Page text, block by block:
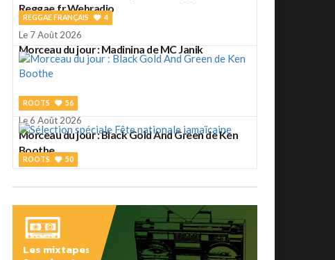
Reggae.fr Webradio
REGGAE FRANÇAIS 4
Le 7 Août 2026
Morceau du jour : Madinina de MC Janik
ROOTS 56
Le 6 Août 2026
Morceau du jour : Black Gold And Green de Ken
Boothe
ROOTS 50
Les mixtapes